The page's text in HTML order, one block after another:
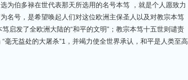
为伯多禄在世代表那天所选用的名号本笃 ，就是个人愿致力
名号，是希望唤起人们对这位欧洲主保圣人以及对教宗本笃
启发了全欧洲大陆的“和平的文明”；教宗本笃十五世则谴责
毫无益处的大屠杀”1，并竭力使全世界承认，和平是人类至高